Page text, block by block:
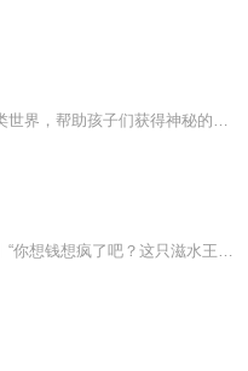
邪恶的女王不仅占领了叶罗丽仙境，还妄想占领人类世界。美丽的叶罗丽仙子来到人类世界，帮助孩子们获得神秘的魔法。变身为勇敢的叶罗丽战士，保卫人类，对抗邪恶。奇妙、闪亮、神秘、梦幻，他们一起追逐梦想，实现自我成长。
【小编推荐】古辛成为了真正的宝可梦之父！作品简介：【飞卢小说网独家签约作品】“你想钱想疯了吧？这只滋水王八你卖二十万？你良心不会痛的吗？”少女指着自己怀里顶着一颗大光头的萌萌哒乌龟不敢置信的开口。“小姐，我郑重的申明一下，它叫杰尼龟，不...